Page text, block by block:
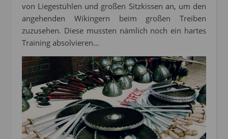
von Liegestühlen und großen Sitzkissen an, um den
angehenden Wikingern beim großen Treiben
zuzusehen. Diese mussten nämlich noch ein hartes
Training absolvieren…